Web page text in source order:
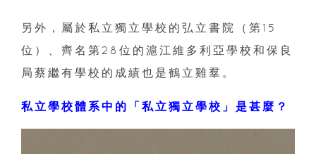
另外，屬於私立獨立學校的弘立書院（第15
位）、齊名第28位的滬江維多利亞學校和保良
局蔡繼有學校的成績也是鶴立雞羣。
私立學校體系中的「私立獨立學校」是甚麼？